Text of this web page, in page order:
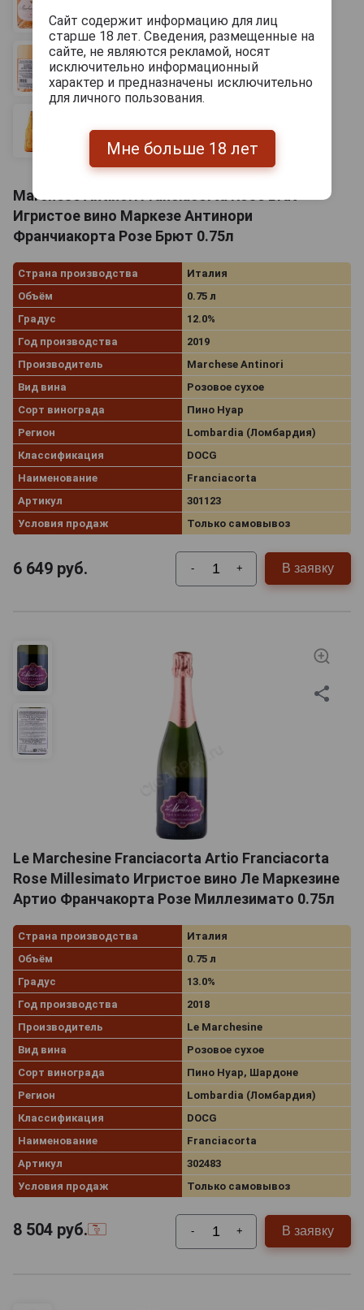
Marchese Antinori Franciacorta Rose Brut
Игристое вино Маркезе Антинори
Франчиакорта Розе Брют 0.75л
Страна производства
Италия
Объём
0.75 л
Градус
12.0%
Год производства
2019
Производитель
Marchese Antinori
Вид вина
Розовое сухое
Сорт винограда
Пино Нуар
Регион
Lombardia (Ломбардия)
Классификация
DOCG
Наименование
Franciacorta
Артикул
301123
Условия продаж
Только самовывоз
6 649 руб. - + В заявку
Le Marchesine Franciacorta Artio Franciacorta
Rose Millesimato Игристое вино Ле Маркезине
Артио Франчакорта Розе Миллезимато 0.75л
Страна производства
Италия
Объём
0.75 л
Градус
13.0%
Год производства
2018
Производитель
Le Marchesine
Вид вина
Розовое сухое
Сорт винограда
Пино Нуар, Шардоне
Регион
Lombardia (Ломбардия)
Классификация
DOCG
Наименование
Franciacorta
Артикул
302483
Условия продаж
Только самовывоз
8 504 руб. - + В заявку
Сайт содержит информацию для лиц
старше 18 лет. Сведения, размещенные на
сайте, не являются рекламой, носят
исключительно информационный
характер и предназначены исключительно
для личного пользования.
Мне больше 18 лет